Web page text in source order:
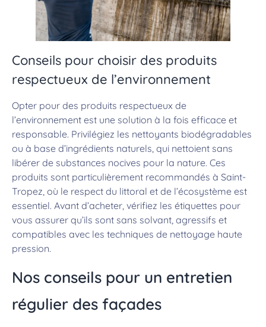
Conseils pour choisir des produits
respectueux de l’environnement
Opter pour des produits respectueux de
l’environnement est une solution à la fois efficace et
responsable. Privilégiez les nettoyants biodégradables
ou à base d’ingrédients naturels, qui nettoient sans
libérer de substances nocives pour la nature. Ces
produits sont particulièrement recommandés à Saint-
Tropez, où le respect du littoral et de l’écosystème est
essentiel. Avant d’acheter, vérifiez les étiquettes pour
vous assurer qu’ils sont sans solvant, agressifs et
compatibles avec les techniques de nettoyage haute
pression.
Nos conseils pour un entretien
régulier des façades